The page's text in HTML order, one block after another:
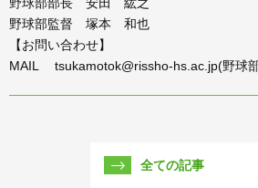
野球部監督 塚本 和也
【お問い合わせ】
MAIL tsukamotok@rissho-hs.ac.jp(野球
全ての記事